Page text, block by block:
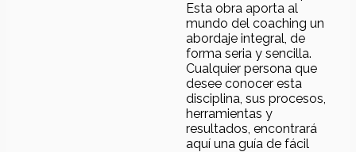
Esta obra aporta al
mundo del coaching un
abordaje integral, de
forma seria y sencilla.
Cualquier persona que
desee conocer esta
disciplina, sus procesos,
herramientas y
resultados, encontrará
aquí una guía de fácil